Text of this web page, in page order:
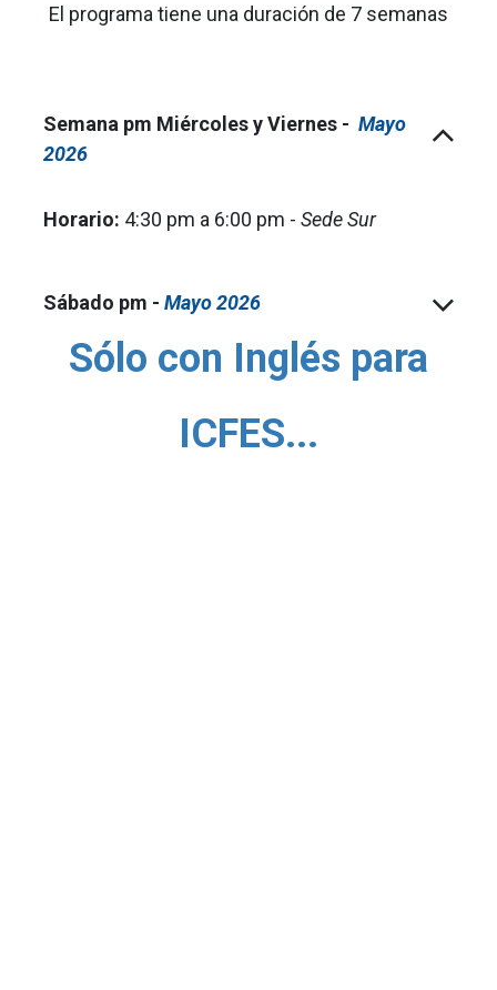
El programa tiene una duración de 7 semanas
Semana pm Miércoles y Viernes - Mayo
2026
Horario: 4:30 pm a 6:00 pm - Sede Sur
Sábado pm - Mayo 2026
Sólo con Inglés para
ICFES...